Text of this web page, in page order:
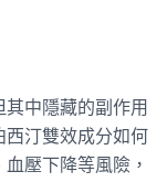
中隱藏的副作用
汀雙效成分如何
壓下降等風險，